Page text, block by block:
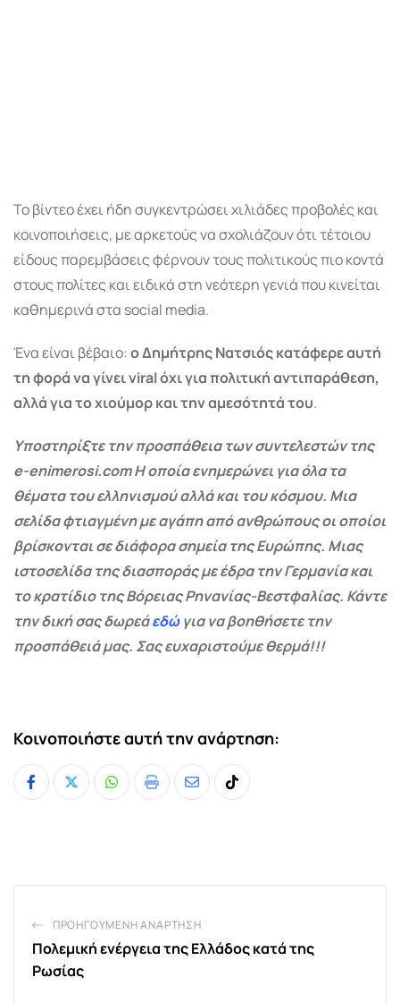
Το βίντεο έχει ήδη συγκεντρώσει χιλιάδες προβολές και
κοινοποιήσεις, με αρκετούς να σχολιάζουν ότι τέτοιου
είδους παρεμβάσεις φέρνουν τους πολιτικούς πιο κοντά
στους πολίτες και ειδικά στη νεότερη γενιά που κινείται
καθημερινά στα social media.
Ένα είναι βέβαιο: ο Δημήτρης Νατσιός κατάφερε αυτή
τη φορά να γίνει viral όχι για πολιτική αντιπαράθεση,
αλλά για το χιούμορ και την αμεσότητά του.
Υποστηρίξτε την προσπάθεια των συντελεστών της
e-enimerosi.com Η οποία ενημερώνει για όλα τα
θέματα του ελληνισμού αλλά και του κόσμου. Μια
σελίδα φτιαγμένη με αγάπη από ανθρώπους οι οποίοι
βρίσκονται σε διάφορα σημεία της Ευρώπης. Μιας
ιστοσελίδα της διασποράς με έδρα την Γερμανία και
το κρατίδιο της Βόρειας Ρηνανίας-Βεστφαλίας. Κάντε
την δική σας δωρεάεδώγια να βοηθήσετε την
προσπάθειά μας. Σας ευχαριστούμε θερμά!!!
Κοινοποιήστε αυτή την ανάρτηση:
Whatsapp
Print
ShareTiktok
ΠΡΟΗΓΟΎΜΕΝΗ ΑΝΆΡΤΗΣΗ
Πολεμική ενέργεια της Ελλάδος κατά της
Ρωσίας